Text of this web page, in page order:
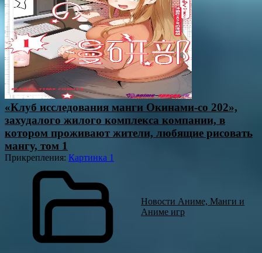
«Клуб исследования манги Окинами-со 202»,
захудалого жилого комплекса компании, в
котором проживают жители, любящие рисовать
мангу, том 1
Прикрепления: Картинка 1
Новости Аниме, Манги и
Аниме игр